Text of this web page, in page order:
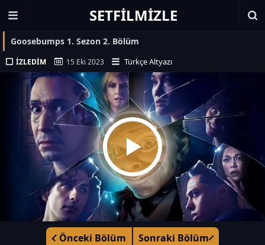
SETFILMIZLE
Goosebumps 1. Sezon 2. Bölüm
İZLEDIM 15 Eki 2023 Türkçe Altyazı
Önceki Bölüm Sonraki Bölüm